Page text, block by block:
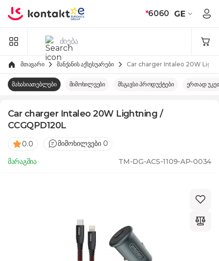
*6060 GE
მთავარი მანქანის აქსესუარები Car charger Intaleo 20W
მახასიათებლები მიმოხილვები მსგავსი პროდუქტები ერთად
Car charger Intaleo 20W Lightning /
CCGQPD120L
0.0 მიმოხილვები 0
მარაგშია TM-DG-ACS-1109-AP-0034